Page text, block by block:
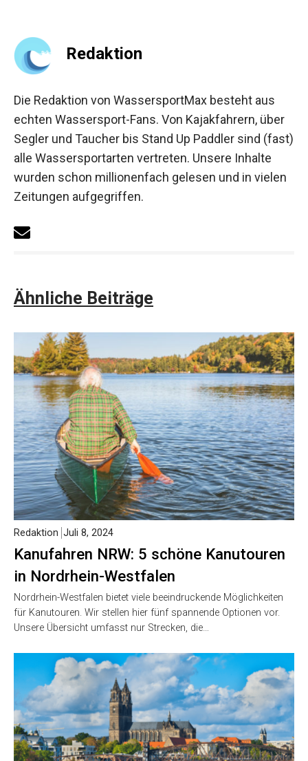
Redaktion
Die Redaktion von WassersportMax besteht aus
echten Wassersport-Fans. Von Kajakfahrern, über
Segler und Taucher bis Stand Up Paddler sind (fast)
alle Wassersportarten vertreten. Unsere Inhalte
wurden schon millionenfach gelesen und in vielen
Zeitungen aufgegriffen.
Ähnliche Beiträge
Kanufahren NRW: 5 schöne Kanutouren
in Nordrhein-Westfalen
Redaktion Juli 8, 2024
Nordrhein-Westfalen bietet viele beeindruckende Möglichkeiten
für Kanutouren. Wir stellen hier fünf spannende Optionen vor.
Unsere Übersicht umfasst nur Strecken, die…